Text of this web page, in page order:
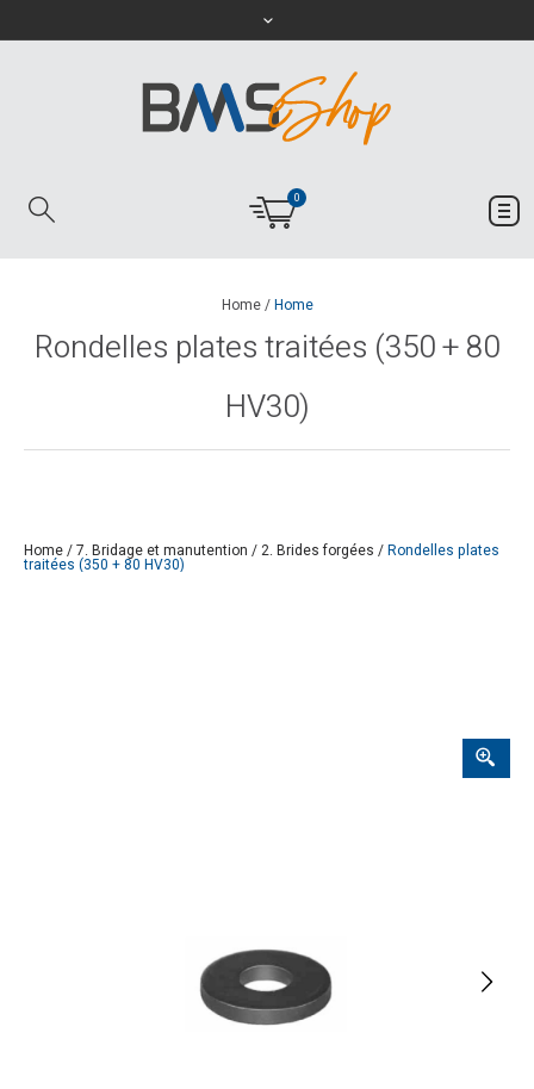
0
Home/Home
Rondelles plates traitées (350 + 80
HV30)
Home/7. Bridage et manutention /2. Brides forgées /Rondelles plates
traitées (350 + 80 HV30)